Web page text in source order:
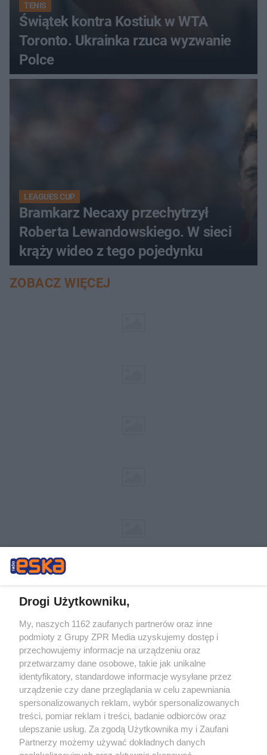
TENIS
Świątek kontra Kostiuk w WTA
Toronto. Ukrainka rzuca wyzwanie
Polce
LEAGUES CUP
Bramkarz Necaxy przechytrzył
Roberta Lewandowskiego. W sieci
krąży wideo z tego pojedynku
ZOBACZ WIĘCEJ
Żaden utwór zamieszczony w serwisie nie może być powielany i
rozpowszechniany lub dalej rozpowszechniany w jakikolwiek sposób (w
tym także elektroniczny lub mechaniczny) na jakimkolwiek polu
eksploatacji w jakiejkolwiek formie, włącznie z umieszczaniem w
Internecie bez pisemnej zgody właściciela praw. Jakiekolwiek użycie lub
wykorzystanie utworów w całości lub w części z naruszeniem prawa,
tzn. bez właściwej zgody, jest zabronione pod groźbą kary i może być
ścigane prawnie.
Drogi Użytkowniku,
My, naszych 1162 zaufanych partnerów oraz inne
podmioty z Grupy ZPR Media uzyskujemy dostęp i
przechowujemy informacje na urządzeniu oraz
przetwarzamy dane osobowe, takie jak unikalne
identyfikatory, standardowe informacje wysyłane przez
urządzenie czy dane przeglądania w celu zapewniania
spersonalizowanych reklam, wybór spersonalizowanych
treści, pomiar reklam i treści, badanie odbiorców oraz
ulepszanie usług. Za zgodą Użytkownika my i Zaufani
Partnerzy możemy używać dokładnych danych